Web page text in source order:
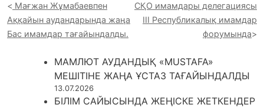
Мағжан Жұмабаевпен
Аққайын аудандарында жаңа
Бас имамдар тағайындалды.
СҚО имамдары делегациясы
III Республикалық имамдар
форумында
МАМЛЮТ АУДАНДЫҚ «MUSTAFA»
МЕШІТІНЕ ЖАҢА ҰСТАЗ ТАҒАЙЫНДАЛДЫ
13.07.2026
БІЛІМ САЙЫСЫНДА ЖЕҢІСКЕ ЖЕТКЕНДЕР